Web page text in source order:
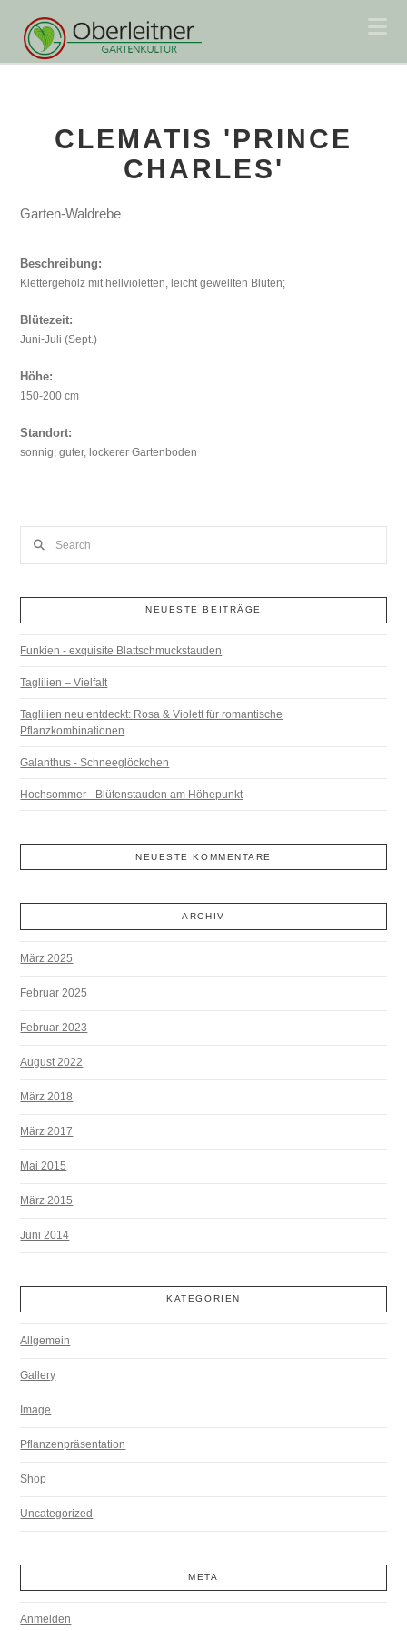
CLEMATIS 'PRINCE
CHARLES'
Garten-Waldrebe
Beschreibung:
Klettergehölz mit hellvioletten, leicht gewellten Blüten;
Blütezeit:
Juni-Juli (Sept.)
Höhe:
150-200 cm
Standort:
sonnig; guter, lockerer Gartenboden
NEUESTE BEITRÄGE
Funkien - exquisite Blattschmuckstauden
Taglilien – Vielfalt
Taglilien neu entdeckt: Rosa & Violett für romantische
Pflanzkombinationen
Galanthus - Schneeglöckchen
Hochsommer - Blütenstauden am Höhepunkt
NEUESTE KOMMENTARE
ARCHIV
März 2025
Februar 2025
Februar 2023
August 2022
März 2018
März 2017
Mai 2015
März 2015
Juni 2014
KATEGORIEN
Allgemein
Gallery
Image
Pflanzenpräsentation
Shop
Uncategorized
META
Anmelden